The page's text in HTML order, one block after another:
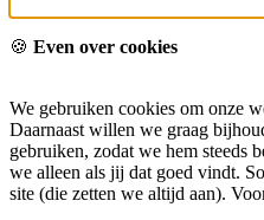
🍪 Even over cookies
We gebruiken cookies om onze
Daarnaast willen we graag
gebruiken, zodat we hem steeds
we alleen als jij dat goed vindt.
site (die zetten we altijd aan).